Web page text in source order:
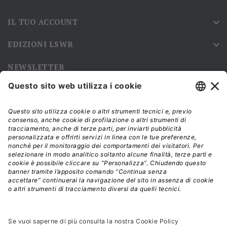
IL TUO ACCOUNT 
EDIZIONI LSWR 
NEWSLETTER
Iscriviti alla nostra newsletter e rimani sempre aggiornato sulle
Modalità di acquisto e tempi di spedizione
Diritto di recesso
Privacy policy
Termini e condizioni d'uso